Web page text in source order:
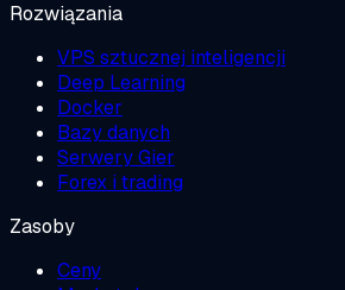
Rozwiązania
VPS sztucznej inteligencji
Deep Learning
Docker
Bazy danych
Serwery Gier
Forex i trading
Zasoby
Ceny